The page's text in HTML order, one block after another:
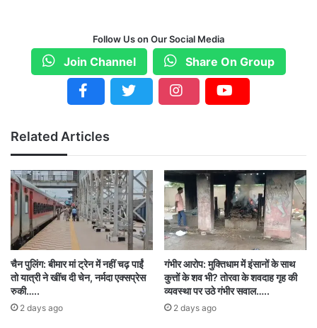
Follow Us on Our Social Media
Join Channel Share On Group
Related Articles
चैन पुलिंग: बीमार मां ट्रेन में नहीं चढ़ पाईं
तो यात्री ने खींच दी चेन, नर्मदा एक्सप्रेस
रुकी…..
2 days ago
गंभीर आरोप: मुक्तिधाम में इंसानों के साथ
कुत्तों के शव भी? तोरवा के शवदाह गृह की
व्यवस्था पर उठे गंभीर सवाल…..
2 days ago